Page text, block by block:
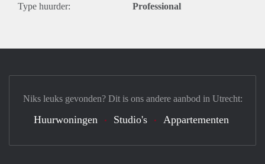
Type huurder: Professional
Niks leuks gevonden? Dit is ons andere aanbod in Utrecht:
Huurwoningen Studio's Appartementen